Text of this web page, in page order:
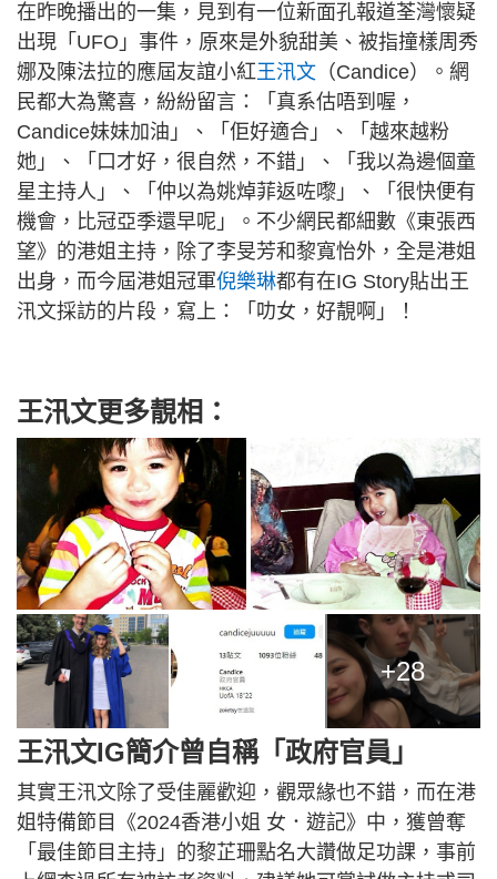
在昨晚播出的一集，見到有一位新面孔報道荃灣懷疑
出現「UFO」事件，原來是外貌甜美、被指撞樣周秀
娜及陳法拉的應屆友誼小紅王汛文 （Candice）。網
民都大為驚喜，紛紛留言：「真系估唔到喔，
Candice妹妹加油」、「佢好適合」、「越來越粉
她」、「口才好，很自然，不錯」、「我以為邊個童
星主持人」、「仲以為姚焯菲返咗嚟」、「很快便有
機會，比冠亞季還早呢」。不少網民都細數《東張西
望》的港姐主持，除了李旻芳和黎寬怡外，全是港姐
出身，而今屆港姐冠軍倪樂琳都有在IG Story貼出王
汛文採訪的片段，寫上：「叻女，好靚啊」！
王汛文更多靚相：
+28
王汛文IG簡介曾自稱「政府官員」
其實王汛文除了受佳麗歡迎，觀眾緣也不錯，而在港
姐特備節目《2024香港小姐 女．遊記》中，獲曾奪
「最佳節目主持」的黎芷珊點名大讚做足功課，事前